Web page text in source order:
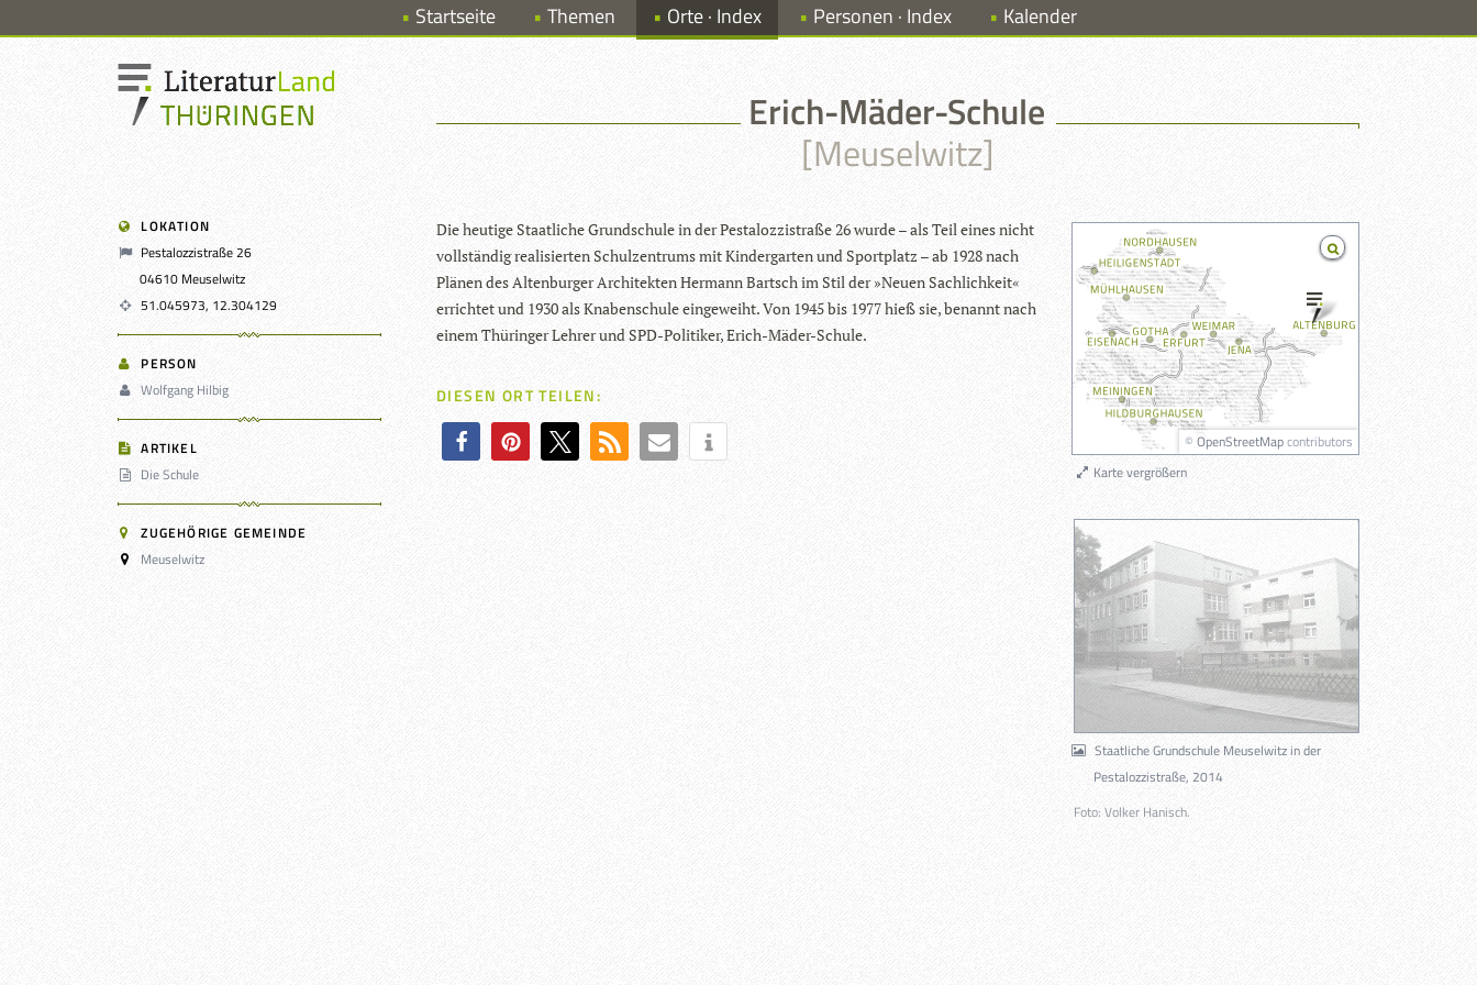
Startseite Themen Orte · Index Personen · Index Kalender
Erich-Mäder-Schule
[Meuselwitz]
LOKATION
Pestalozzistraße 26
04610 Meuselwitz
51.045973, 12.304129
PERSON
Wolfgang Hilbig
ARTIKEL
Die Schule
ZUGEHÖRIGE GEMEINDE
Meuselwitz
Die heu­tige Staat­li­che Grund­schule in der Pes­ta­loz­zi­straße 26 wurde – als Teil eines nicht
voll­stän­dig rea­li­sier­ten Schul­zen­trums mit Kin­der­gar­ten und Sport­platz – ab 1928 nach
Plä­nen des Alten­bur­ger Archi­tek­ten Her­mann Bartsch im Stil der »Neuen Sach­lich­keit«
errich­tet und 1930 als Kna­ben­schule ein­ge­weiht. Von 1945 bis 1977 hieß sie, benannt nach
einem Thü­rin­ger Leh­rer und SPD-Poli­ti­ker, Erich-Mäder-Schule.
DIESEN ORT TEILEN:
© OpenStreetMapcontributors
Karte vergrößern
Staatliche Grundschule Meuselwitz in der
Pestalozzistraße, 2014
Foto: Volker Hanisch.